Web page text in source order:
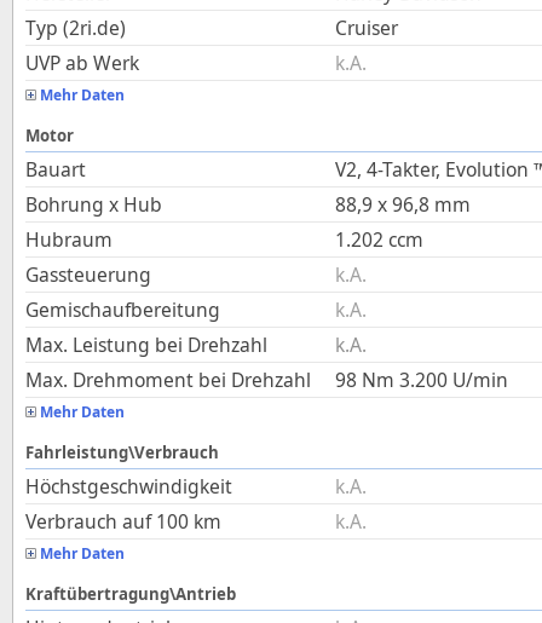
Typ (2ri.de)
Cruiser
UVP ab Werk
k.A.
Mehr Daten
Motor
Bauart
V2, 4-Takter, Evolution
Bohrung x Hub
88,9 x96,8 mm
Hubraum
1.202 ccm
Gassteuerung
k.A.
Gemischaufbereitung
k.A.
Max. Leistung bei Drehzahl
k.A.
Max. Drehmoment bei Drehzahl
98 Nm 3.200 U/min
Mehr Daten
Fahrleistung\Verbrauch
Höchstgeschwindigkeit
k.A.
Verbrauch auf 100 km
k.A.
Mehr Daten
Kraftübertragung\Antrieb